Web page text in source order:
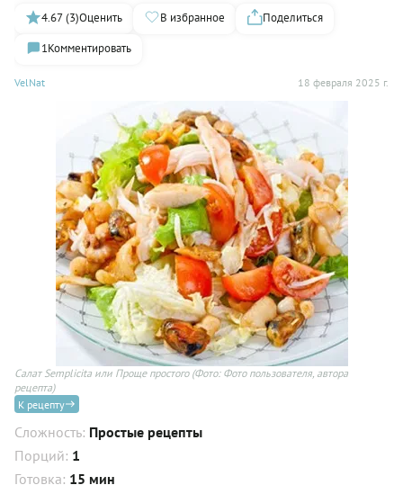
VelNat 18 февраля 2025 г.
4.67 (3)Оценить В избранное
Поделиться
1Комментировать
Cалат Semplicita или Проще простого(Фото: Фото пользователя, автора
рецепта)
К рецепту
Сложность: Простые рецепты
Порций: 1
Готовка: 15 мин